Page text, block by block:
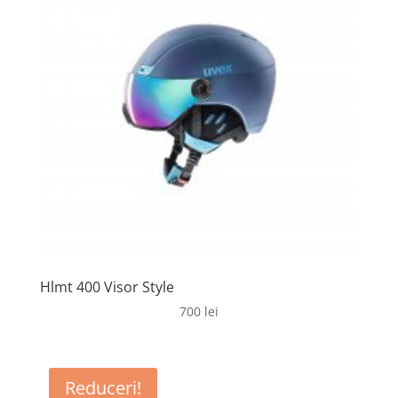
Hlmt 400 Visor Style
700 lei
Reduceri!